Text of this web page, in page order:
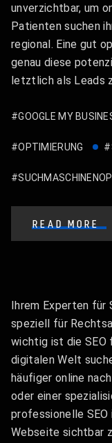
unverzichtbar, um
Patienten suchen
regional. Eine gut
genau diese
letztlich als Leads
#GOOGLE MY
#OPTIMIERUNG
READ MORE
Ihrem Experten für
speziell für
wichtig ist die SEO
digitalen Welt
häufiger online
oder einer
professionelle SEO
Webseite sichtbar